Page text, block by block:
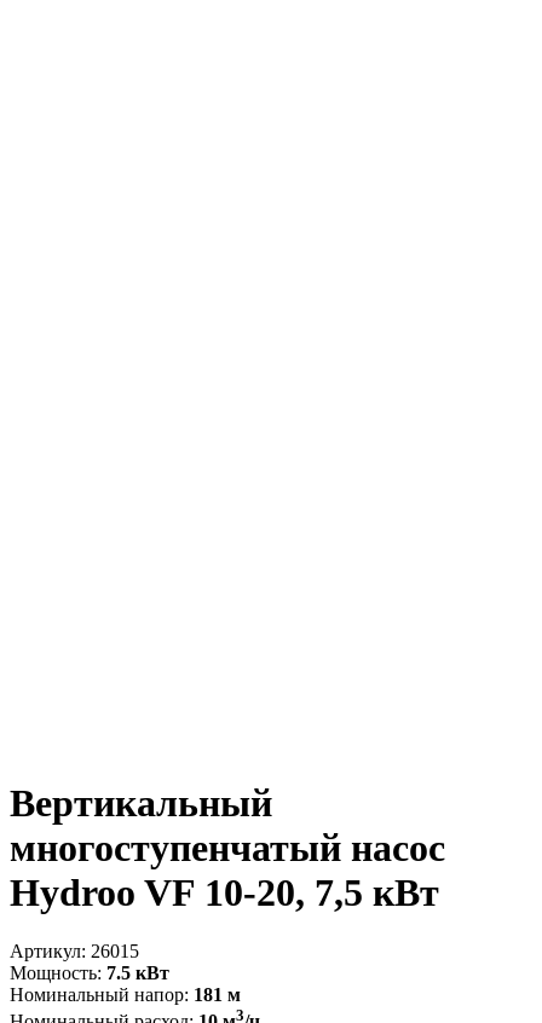
Вертикальный
многоступенчатый насос
Hydroo VF 10-20, 7,5 кВт
Артикул: 26015
Мощность: 7.5 кВт
Номинальный напор: 181 м
3